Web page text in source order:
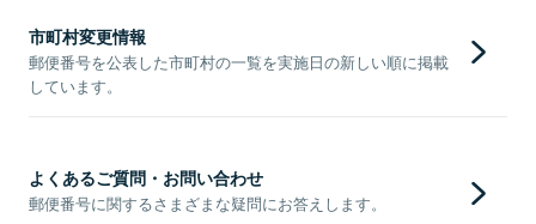
市町村変更情報
郵便番号を公表した市町村の一覧を実施日の新しい順に掲載
しています。
よくあるご質問・お問い合わせ
郵便番号に関するさまざまな疑問にお答えします。